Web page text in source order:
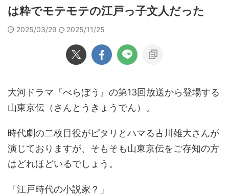
は粋でモテモテの江戸っ子文人だった
2025/03/29 2025/11/25
大河ドラマ『べらぼう』の第13回放送から登場する
山東京伝（さんとうきょうでん）。
時代劇の二枚目役がピタリとハマる古川雄大さんが
演じておりますが、そもそも山東京伝をご存知の方
はどれほどいるでしょう。
「江戸時代の小説家？」